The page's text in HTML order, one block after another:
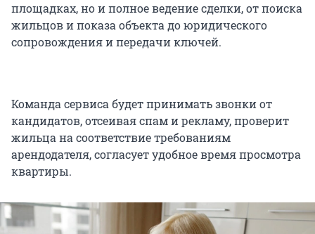
площадках, но и полное ведение сделки, от поиска
жильцов и показа объекта до юридического
сопровождения и передачи ключей.
Команда сервиса будет принимать звонки от
кандидатов, отсеивая спам и рекламу, проверит
жильца на соответствие требованиям
арендодателя, согласует удобное время просмотра
квартиры.